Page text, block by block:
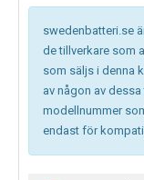
swedenbatteri.se
de tillverkare som
som säljs i denna
av någon av
modellnummer
endast för